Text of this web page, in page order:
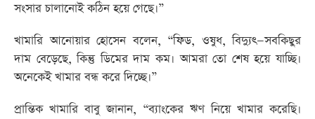
সংসার চালানোই কঠিন হয়ে গেছে।”
খামারি আনোয়ার হোসেন বলেন, “ফিড, ওষুধ, বিদ্যুৎ—সবকিছুর
দাম বেড়েছে, কিন্তু ডিমের দাম কম। আমরা তো শেষ হয়ে যাচ্ছি।
অনেকেই খামার বন্ধ করে দিচ্ছে।”
প্রান্তিক খামারি বাবু জানান, “ব্যাংকের ঋণ নিয়ে খামার করেছি।